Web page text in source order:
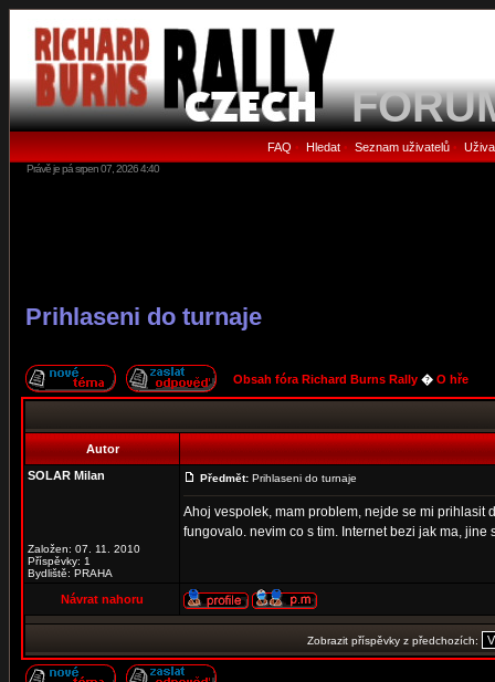
FAQ • Hledat• Seznam uživatelů•
Právě je pá srpen 07, 2026 4:40
Prihlaseni do turnaje
Obsah fóra Richard Burns Rally � O hře
Autor
SOLAR Milan
Založen: 07. 11. 2010
Příspěvky: 1
Bydliště: PRAHA
Předmět: Prihlaseni do turnaje
Ahoj vespolek, mam problem, nejde se mi prihlasit
fungovalo. nevim co s tim. Internet bezi jak ma,
Návrat nahoru
Zobrazit příspěvky z předchozích: